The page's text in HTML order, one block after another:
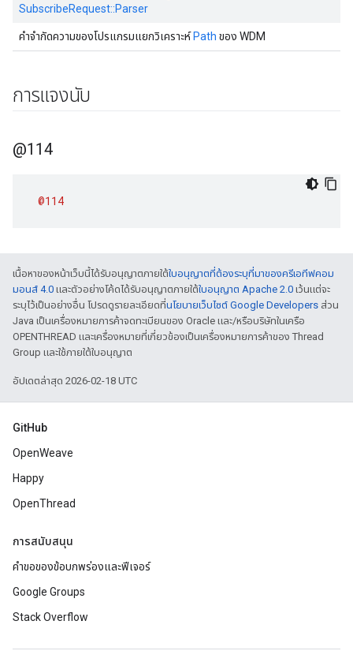
SubscribeRequest::Parser
คำจำกัดความของโปรแกรมแยกวิเคราะห์ Path ของ WDM
การแจงนับ
@114
@114
เนื้อหาของหน้าเว็บนี้ได้รับอนุญาตภายใต้ใบอนุญาตที่ต้องระบุที่มาของครีเอทีฟคอม
มอนส์ 4.0 และตัวอย่างโค้ดได้รับอนุญาตภายใต้ใบอนุญาต Apache 2.0 เว้นแต่จะ
ระบุไว้เป็นอย่างอื่น โปรดดูรายละเอียดที่นโยบายเว็บไซต์ Google Developers ส่วน
Java เป็นเครื่องหมายการค้าจดทะเบียนของ Oracle และ/หรือบริษัทในเครือ
OPENTHREAD และเครื่องหมายที่เกี่ยวข้องเป็นเครื่องหมายการค้าของ Thread
Group และใช้ภายใต้ใบอนุญาต
อัปเดตล่าสุด 2026-02-18 UTC
GitHub
OpenWeave
Happy
OpenThread
การสนับสนุน
คำขอของข้อบกพร่องและฟีเจอร์
Google Groups
Stack Overflow